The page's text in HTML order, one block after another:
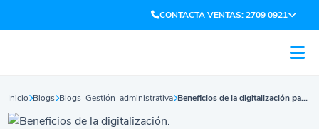
CONTACTA VENTAS: 2709 0921
Inicio Blogs Blogs_Gestión_administrativa Beneficios de la digitalización para tu negocio: estrategias clave para el éxito